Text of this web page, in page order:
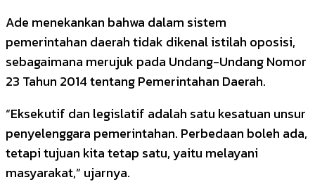
Ade menekankan bahwa dalam sistem
pemerintahan daerah tidak dikenal istilah oposisi,
sebagaimana merujuk pada Undang-Undang Nomor
23 Tahun 2014 tentang Pemerintahan Daerah.
“Eksekutif dan legislatif adalah satu kesatuan unsur
penyelenggara pemerintahan. Perbedaan boleh ada,
tetapi tujuan kita tetap satu, yaitu melayani
masyarakat,” ujarnya.